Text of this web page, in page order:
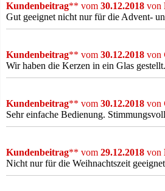
Kundenbeitrag** vom 30.12.2018 von
Gut geeignet nicht nur für die Advent-
Kundenbeitrag** vom 30.12.2018 von
Wir haben die Kerzen in ein Glas
Kundenbeitrag** vom 30.12.2018 von
Sehr einfache Bedienung.
Kundenbeitrag** vom 29.12.2018 von
Nicht nur für die Weihnachtszeit